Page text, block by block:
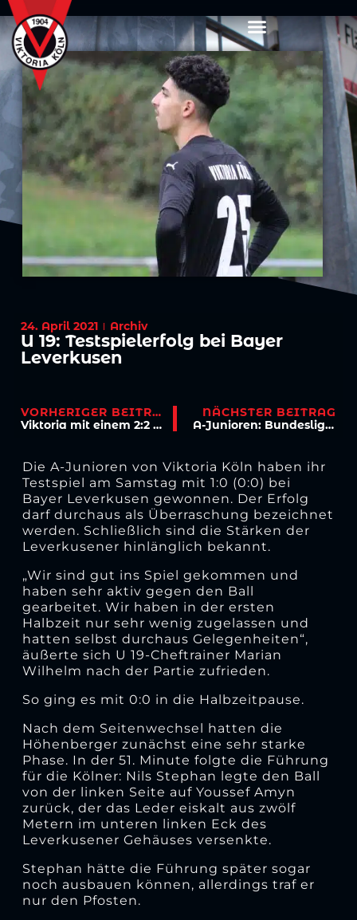
24. April 2021 Archiv
U 19: Testspielerfolg bei Bayer
Leverkusen
VORHERIGER BEITRAG
Viktoria mit einem 2:2 gegen Verl
NÄCHSTER BEITRAG
A-Junioren: Bundesliga ohne Wertung
Die A-Junioren von Viktoria Köln haben ihr
Testspiel am Samstag mit 1:0 (0:0) bei
Bayer Leverkusen gewonnen. Der Erfolg
darf durchaus als Überraschung bezeichnet
werden. Schließlich sind die Stärken der
Leverkusener hinlänglich bekannt.
„Wir sind gut ins Spiel gekommen und
haben sehr aktiv gegen den Ball
gearbeitet. Wir haben in der ersten
Halbzeit nur sehr wenig zugelassen und
hatten selbst durchaus Gelegenheiten“,
äußerte sich U 19-Cheftrainer Marian
Wilhelm nach der Partie zufrieden.
So ging es mit 0:0 in die Halbzeitpause.
Nach dem Seitenwechsel hatten die
Höhenberger zunächst eine sehr starke
Phase. In der 51. Minute folgte die Führung
für die Kölner: Nils Stephan legte den Ball
von der linken Seite auf Youssef Amyn
zurück, der das Leder eiskalt aus zwölf
Metern im unteren linken Eck des
Leverkusener Gehäuses versenkte.
Stephan hätte die Führung später sogar
noch ausbauen können, allerdings traf er
nur den Pfosten.